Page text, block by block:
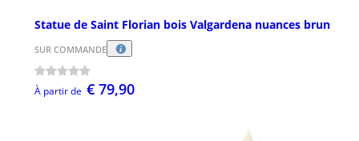
Statue de Saint Florian bois Valgardena nuances brun
SUR COMMANDE
À partir de € 79,90